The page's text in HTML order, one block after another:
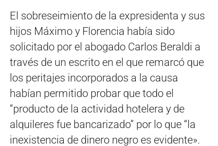
El sobreseimiento de la expresidenta y sus
hijos Máximo y Florencia había sido
solicitado por el abogado Carlos Beraldi a
través de un escrito en el que remarcó que
los peritajes incorporados a la causa
habían permitido probar que todo el
“producto de la actividad hotelera y de
alquileres fue bancarizado” por lo que “la
inexistencia de dinero negro es evidente».